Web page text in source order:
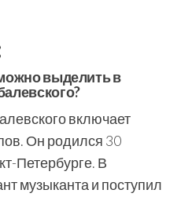
выделить в
включает
Он родился 30
Петербурге. В
музыканта и поступил